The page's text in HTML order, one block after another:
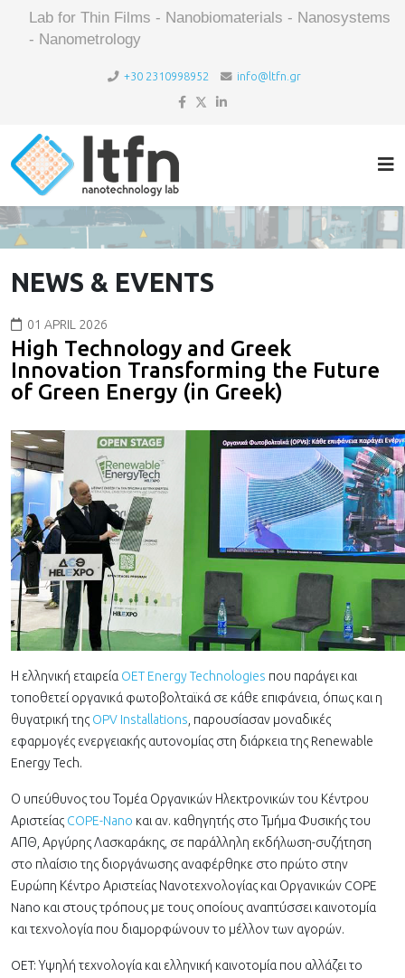
Lab for Thin Films - Nanobiomaterials - Nanosystems
- Nanometrology
+30 2310998952 info@ltfn.gr
NEWS & EVENTS
01 APRIL 2026
High Technology and Greek
Innovation Transforming the Future
of Green Energy (in Greek)
Η ελληνική εταιρεία OET Energy Technologies που παράγει και
τοποθετεί οργανικά φωτοβολταϊκά σε κάθε επιφάνεια, όπως και η
θυγατρική της OPV Installations , παρουσίασαν μοναδικές
εφαρμογές ενεργειακής αυτονομίας στη διάρκεια της Renewable
Energy Tech.
Ο υπεύθυνος του Τομέα Οργανικών Ηλεκτρονικών του Κέντρου
Αριστείας COPE-Nano και αν. καθηγητής στο Τμήμα Φυσικής του
ΑΠΘ, Αργύρης Λασκαράκης, σε παράλληλη εκδήλωση-συζήτηση
στο πλαίσιο της διοργάνωσης αναφέρθηκε στο πρώτο στην
Ευρώπη Κέντρο Αριστείας Νανοτεχνολογίας και Οργανικών COPE
Nano και στους τρόπους με τους οποίους αναπτύσσει καινοτομία
και τεχνολογία που διαμορφώνουν το μέλλον των αγορών.
OET: Υψηλή τεχνολογία και ελληνική καινοτομία που αλλάζει το